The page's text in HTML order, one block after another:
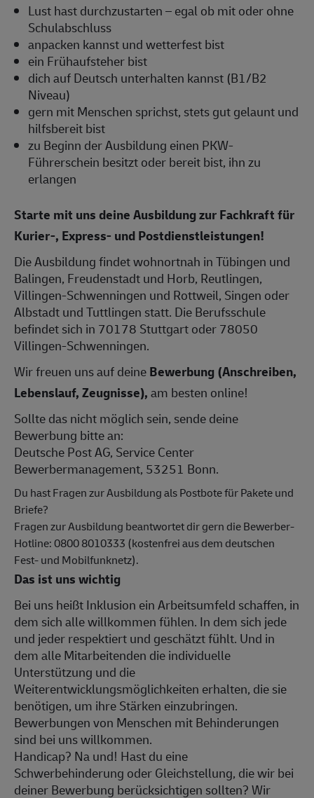
Lust hast durchzustarten – egal ob mit oder ohne
Schulabschluss
anpacken kannst und wetterfest bist
ein Frühaufsteher bist
dich auf Deutsch unterhalten kannst (B1/B2
Niveau)
gern mit Menschen sprichst, stets gut gelaunt und
hilfsbereit bist
zu Beginn der Ausbildung einen PKW-
Führerschein besitzt oder bereit bist, ihn zu
erlangen
Starte mit uns deine Ausbildung zur Fachkraft für
Kurier-, Express- und Postdienstleistungen!
Die Ausbildung findet wohnortnah in Tübingen und
Balingen, Freudenstadt und Horb, Reutlingen,
Villingen-Schwenningen und Rottweil, Singen oder
Albstadt und Tuttlingen statt. Die Berufsschule
befindet sich in 70178 Stuttgart oder 78050
Villingen-Schwenningen.
Wir freuen uns auf deineBewerbung (Anschreiben,
Lebenslauf, Zeugnisse),am besten online!
Sollte das nicht möglich sein, sende deine
Bewerbung bitte an:
Deutsche Post AG, Service Center
Bewerbermanagement, 53251 Bonn.
Du hast Fragen zur Ausbildung als Postbote für Pakete und
Briefe?
Fragen zur Ausbildung beantwortet dir gern die Bewerber-
Hotline: 0800 8010333 (kostenfrei aus dem deutschen
Fest- und Mobilfunknetz).
Das ist uns wichtig
Bei uns heißt Inklusion ein Arbeitsumfeld schaffen, in
dem sich alle willkommen fühlen. In dem sich jede
und jeder respektiert und geschätzt fühlt. Und in
dem alle Mitarbeitenden die individuelle
Unterstützung und die
Weiterentwicklungsmöglichkeiten erhalten, die sie
benötigen, um ihre Stärken einzubringen.
Bewerbungen von Menschen mit Behinderungen
sind bei uns willkommen.
Handicap? Na und! Hast du eine
Schwerbehinderung oder Gleichstellung, die wir bei
deiner Bewerbung berücksichtigen sollten? Wir